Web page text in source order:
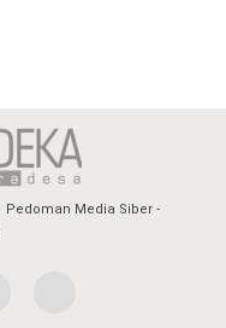
Pedoman Media Siber